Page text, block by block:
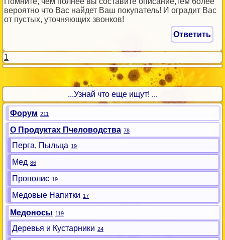
вероятно что Вас найдет Ваш покупатель! И оградит Вас
от пустых, уточняющих звонков!
Ответить
1
...Узнай что еще ищут! ...
Форум 211
О Продуктах Пчеловодства 78
Перга, Пыльца 19
Мед 86
Прополис 19
Медовые Напитки 17
Медоносы 119
Деревья и Кустарники 24